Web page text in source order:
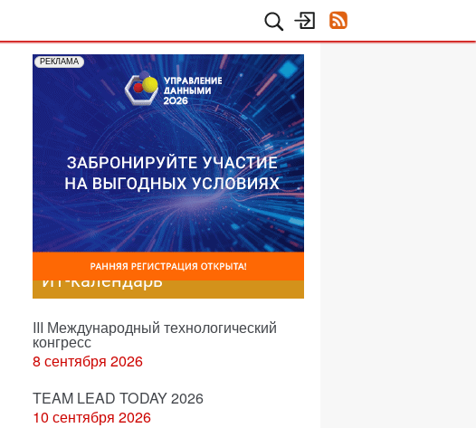
РЕКЛАМА
ИТ-календарь
III Международный технологический
конгресс
8 сентября 2026
TEAM LEAD TODAY 2026
10 сентября 2026